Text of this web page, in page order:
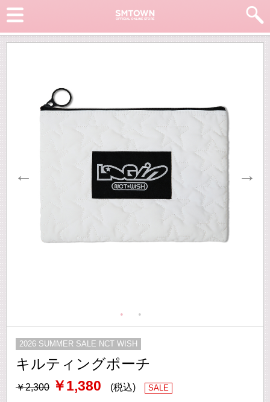
キルティングポーチ
￥2,300 ￥1,380 (税込) SALE
2026 SUMMER SALE NCT WISH